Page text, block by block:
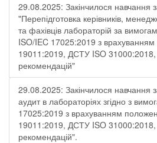
29.08.2025: Закінчилося навчання
"Перепідготовка керівників,
та фахівців лабораторій за
ISO/IEC 17025:2019 з
19011:2019, ДСТУ ISO
рекомендацій"
29.08.2025: Закінчилося навчання
аудит в лабораторіях згідно з
17025:2019 з врахуванням
19011:2019, ДСТУ ISO 31000:2018,
рекомендацій".